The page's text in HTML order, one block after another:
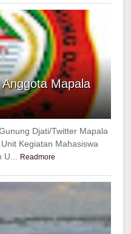
Mapala
Djati/Twitter Mapala
Kegiatan Mahasiswa
Readmore